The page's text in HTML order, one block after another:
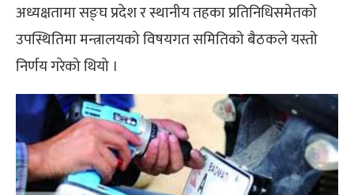
अध्यक्षतामा सङ्घ प्रदेश र स्थानीय तहका प्रतिनिधिसमेतको
उपस्थितिमा मन्त्रालयको विषयगत समितिको बैठकले यस्तो
निर्णय गरेको थियो ।